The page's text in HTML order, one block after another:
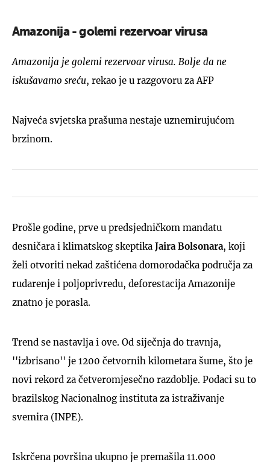
Amazonija - golemi rezervoar virusa
Amazonija je golemi rezervoar virusa. Bolje da ne
iskušavamo sreću, rekao je u razgovoru za AFP
Najveća svjetska prašuma nestaje uznemirujućom
brzinom.
Prošle godine, prve u predsjedničkom mandatu
desničara i klimatskog skeptika Jaira Bolsonara, koji
želi otvoriti nekad zaštićena domorodačka područja za
rudarenje i poljoprivredu, deforestacija Amazonije
znatno je porasla.
Trend se nastavlja i ove. Od siječnja do travnja,
''izbrisano'' je 1200 četvornih kilometara šume, što je
novi rekord za četveromjesečno razdoblje. Podaci su to
brazilskog Nacionalnog instituta za istraživanje
svemira (INPE).
Iskrčena površina ukupno je premašila 11.000